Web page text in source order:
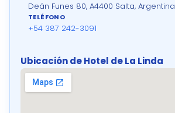
Deán Funes 80, A4400 Salta, Argentina
TELÉFONO
+54 387 242-3091
Ubicación de Hotel de La Linda